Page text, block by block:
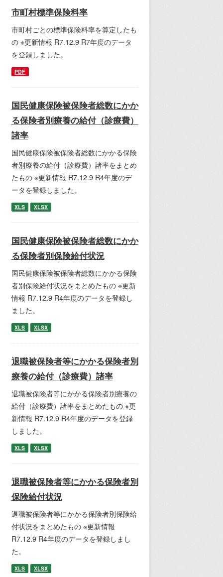
市町村標準保険料率
市町村ごとの標準保険料率を算定したも
の ※更新情報 R7.12.9 R7年度のデータ
を登録しました。
PDF
国民健康保険被保険者総数にかか
る保険者別療養の給付（診療費）
諸率
国民健康保険被保険者総数にかかる保険
者別療養の給付（診療費）諸率をまとめ
たもの ※更新情報 R7.12.9 R4年度のデ
ータを登録しました。
XLS XLSX
国民健康保険被保険者総数にかか
る保険者別保険給付状況
国民健康保険被保険者総数にかかる保険
者別保険給付状況をまとめたもの ※更新
情報 R7.12.9 R4年度のデータを登録し
ました。
XLS XLSX
退職被保険者等にかかる保険者別
療養の給付（診療費）諸率
退職被保険者等にかかる保険者別療養の
給付（診療費）諸率をまとめたもの ※更
新情報 R7.12.9 R4年度のデータを登録
しました。
XLS XLSX
退職被保険者等にかかる保険者別
保険給付状況
退職被保険者等にかかる保険者別保険給
付状況をまとめたもの ※更新情報
R7.12.9 R4年度のデータを登録しまし
た。
XLS XLSX